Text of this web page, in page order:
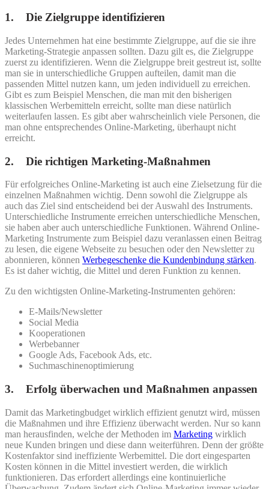
1. Die Zielgruppe identifizieren
Jedes Unternehmen hat eine bestimmte Zielgruppe, auf die sie ihre
Marketing-Strategie anpassen sollten. Dazu gilt es, die Zielgruppe
zuerst zu identifizieren. Wenn die Zielgruppe breit gestreut ist, sollte
man sie in unterschiedliche Gruppen aufteilen, damit man die
passenden Mittel nutzen kann, um jeden individuell zu erreichen.
Gibt es zum Beispiel Menschen, die man mit den bisherigen
klassischen Werbemitteln erreicht, sollte man diese natürlich
weiterlaufen lassen. Es gibt aber wahrscheinlich viele Personen, die
man ohne entsprechendes Online-Marketing, überhaupt nicht
erreicht.
2. Die richtigen Marketing-Maßnahmen
Für erfolgreiches Online-Marketing ist auch eine Zielsetzung für die
einzelnen Maßnahmen wichtig. Denn sowohl die Zielgruppe als
auch das Ziel sind entscheidend bei der Auswahl des Instruments.
Unterschiedliche Instrumente erreichen unterschiedliche Menschen,
sie haben aber auch unterschiedliche Funktionen. Während Online-
Marketing Instrumente zum Beispiel dazu veranlassen einen Beitrag
zu lesen, die eigene Webseite zu besuchen oder den Newsletter zu
abonnieren, können Werbegeschenke die Kundenbindung stärken.
Es ist daher wichtig, die Mittel und deren Funktion zu kennen.
Zu den wichtigsten Online-Marketing-Instrumenten gehören:
E-Mails/Newsletter
Social Media
Kooperationen
Werbebanner
Google Ads, Facebook Ads, etc.
Suchmaschinenoptimierung
3. Erfolg überwachen und Maßnahmen anpassen
Damit das Marketingbudget wirklich effizient genutzt wird, müssen
die Maßnahmen und ihre Effizienz überwacht werden. Nur so kann
man herausfinden, welche der Methoden im Marketing wirklich
neue Kunden bringen und diese dann weiterführen. Denn der größte
Kostenfaktor sind ineffiziente Werbemittel. Die dort eingesparten
Kosten können in die Mittel investiert werden, die wirklich
funktionieren. Das erfordert allerdings eine kontinuierliche